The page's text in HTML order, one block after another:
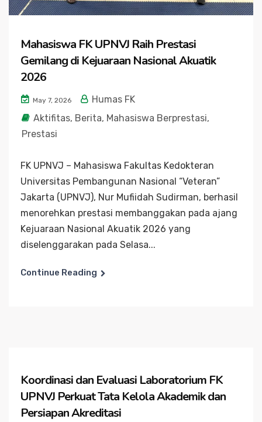
Mahasiswa FK UPNVJ Raih Prestasi
Gemilang di Kejuaraan Nasional Akuatik
2026
May 7, 2026
Humas FK
Aktifitas, Berita, Mahasiswa Berprestasi,
Prestasi
FK UPNVJ – Mahasiswa Fakultas Kedokteran
Universitas Pembangunan Nasional “Veteran”
Jakarta (UPNVJ), Nur Mufiidah Sudirman, berhasil
menorehkan prestasi membanggakan pada ajang
Kejuaraan Nasional Akuatik 2026 yang
diselenggarakan pada Selasa...
Continue Reading
Koordinasi dan Evaluasi Laboratorium FK
UPNVJ Perkuat Tata Kelola Akademik dan
Persiapan Akreditasi